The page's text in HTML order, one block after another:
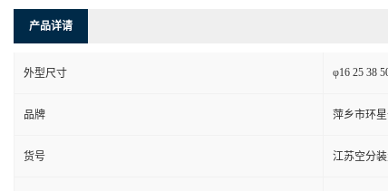
产品详请
外型尺寸 φ16 25 38
品牌 萍乡市环星
货号 江苏空分装